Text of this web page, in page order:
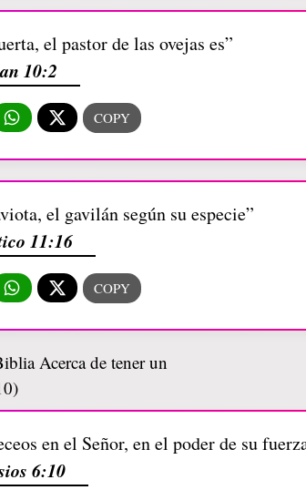
el pastor de las ovejas es”
10:2
el gavilán según su especie”
11:16
en el Señor, en el poder de su
6:10